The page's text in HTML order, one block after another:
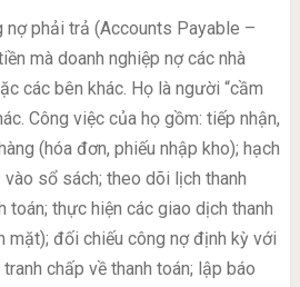
nợ phải trả (Accounts Payable –
mà doanh nghiệp nợ các nhà
các bên khác. Họ là người “cầm
Công việc của họ gồm: tiếp nhận,
(hóa đơn, phiếu nhập kho); hạch
sổ sách; theo dõi lịch thanh
toán; thực hiện các giao dịch thanh
mặt); đối chiếu công nợ định kỳ với
chấp về thanh toán; lập báo